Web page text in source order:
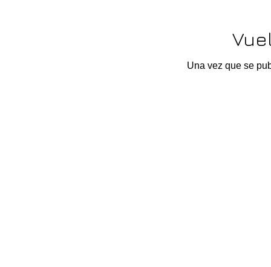
Una vez que se